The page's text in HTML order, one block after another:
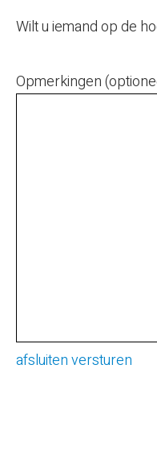
Wilt u iemand op de
Opmerkingen
afsluitenversturen